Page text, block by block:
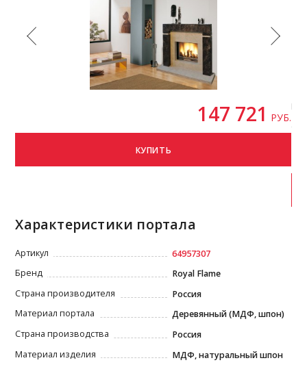
147 721 РУБ.
КУПИТЬ
Характеристики портала
Артикул
64957307
Бренд
Royal Flame
Страна производителя
Россия
Материал портала
Деревянный (МДФ, шпон)
Страна производства
Россия
Материал изделия
МДФ, натуральный шпон